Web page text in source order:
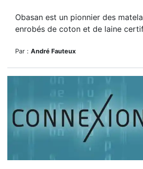
Obasan est un pionnier des
enrobés de coton et de laine
Par : André Fauteux